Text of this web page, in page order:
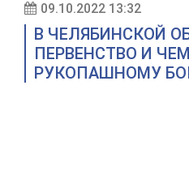
09.10.2022 13:32
В ЧЕЛЯБИНСКОЙ
ПЕРВЕНСТВО И
РУКОПАШНОМУ